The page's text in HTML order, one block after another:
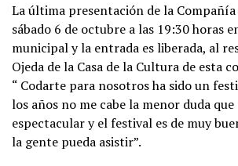
La última presentación de la
sábado 6 de octubre a las 19:30 horas
municipal y la entrada es liberada, al
Ojeda de la Casa de la Cultura de esta
“ Codarte para nosotros ha sido un
los años no me cabe la menor duda
espectacular y el festival es de muy
la gente pueda asistir”.